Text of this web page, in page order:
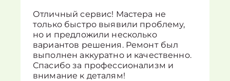
Отличный сервис! Мастера не
только быстро выявили проблему,
но и предложили несколько
вариантов решения. Ремонт был
выполнен аккуратно и качественно.
Спасибо за профессионализм и
внимание к деталям!